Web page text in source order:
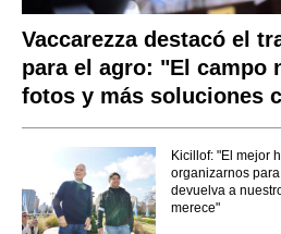
Vaccarezza destacó el
para el agro: "El campo
fotos y más soluciones
Kicillof: "El mejor
organizarnos
devuelva a
merece"